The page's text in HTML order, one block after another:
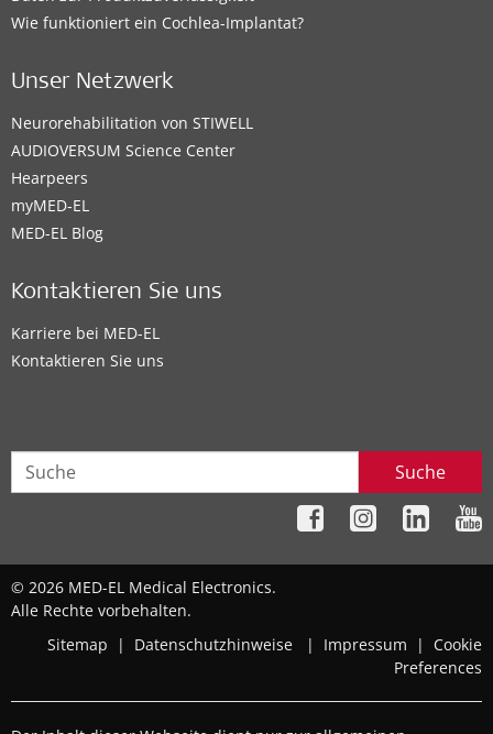
Wie funktioniert ein Cochlea-Implantat?
Unser Netzwerk
Neurorehabilitation von STIWELL
AUDIOVERSUM Science Center
Hearpeers
myMED‑EL
MED-EL Blog
Kontaktieren Sie uns
Karriere bei MED-EL
Kontaktieren Sie uns
Suche
© 2026 MED-EL Medical Electronics.
Alle Rechte vorbehalten.
Sitemap
| Datenschutzhinweise | Impressum | Cookie
Preferences